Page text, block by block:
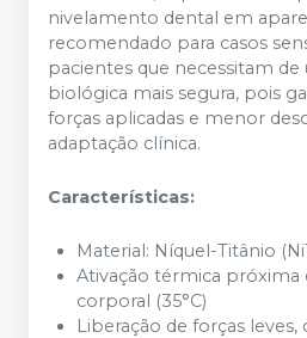
nivelamento dental em
recomendado para casos
pacientes que necessitam
biológica mais segura, pois
forças aplicadas e menor
adaptação clínica.​
Características:
Material: Níquel-Titânio
Ativação térmica próxima
corporal (35°C)
Liberação de forças